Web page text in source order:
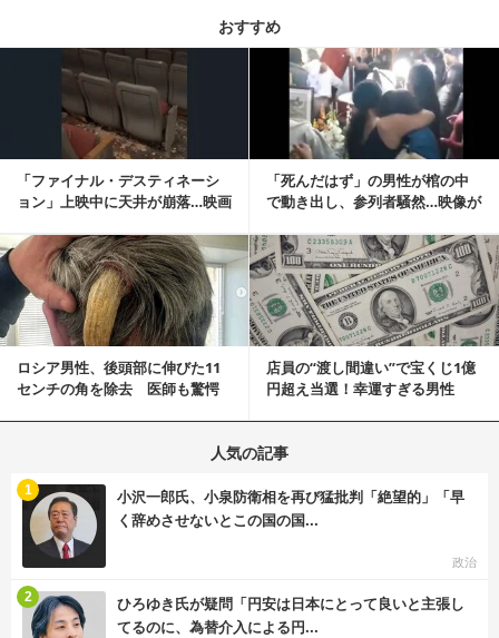
おすすめ
「ファイナル・デスティネーシ
ョン」上映中に天井が崩落…映画
「死んだはず」の男性が棺の中
で動き出し、参列者騒然…映像が
記事を読む
ロシア男性、後頭部に伸びた11
センチの角を除去 医師も驚愕
店員の“渡し間違い”で宝くじ1億
円超え当選！幸運すぎる男性
記事を読む
人気の記事
小沢一郎氏、小泉防衛相を再び猛批判「絶望的」「早
く辞めさせないとこの国の国...
政治
1
ひろゆき氏が疑問「円安は日本にとって良いと主張し
てるのに、為替介入による円...
2